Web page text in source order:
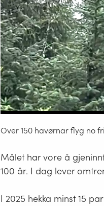
Over 150 havørnar flyg no
Målet har vore å
100 år. I dag lever
I 2025 hekka minst 15